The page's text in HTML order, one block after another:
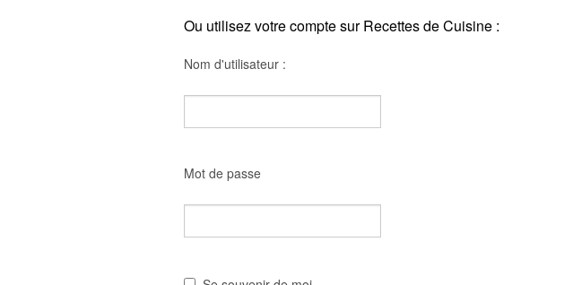
Ou utilisez votre compte sur Recettes de Cuisine :
Nom d'utilisateur :
Mot de passe